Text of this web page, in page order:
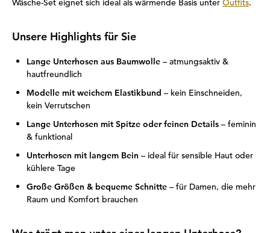
Wäsche-Set eignet sich ideal als wärmende Basis unter Outfits.
Unsere Highlights für Sie
Lange Unterhosen aus Baumwolle – atmungsaktiv &
hautfreundlich
Modelle mit weichem Elastikbund – kein Einschneiden,
kein Verrutschen
Lange Unterhosen mit Spitze oder feinen Details – feminin
& funktional
Unterhosen mit langem Bein – ideal für sensible Haut oder
kühlere Tage
Große Größen & bequeme Schnitte – für Damen, die mehr
Raum und Komfort brauchen